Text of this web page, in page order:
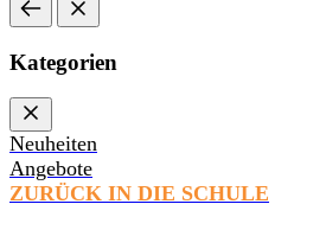
Kategorien
Neuheiten
Angebote
ZURÜCK IN DIE SCHULE